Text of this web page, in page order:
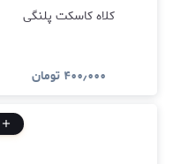
کلاه کاسکت پلنگی
۴۰۰٫۰۰۰ تومان